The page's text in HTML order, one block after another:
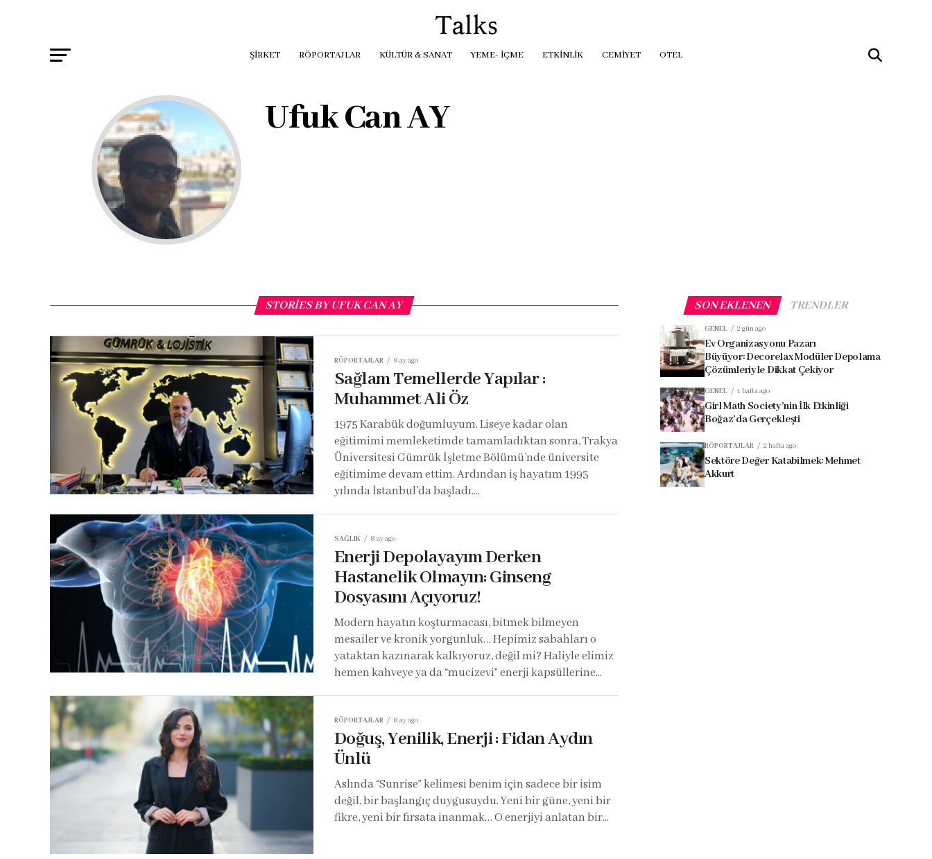
ŞIRKET RÖPORTAJLAR KÜLTÜR & SANAT YEME- İÇME ETKINLIK CEMIYET OTEL
Ufuk Can AY
STORIES BY UFUK CAN AY
RÖPORTAJLAR 8 ay ago
Sağlam Temellerde Yapılar :
Muhammet Ali Öz
1975 Karabük doğumluyum. Liseye kadar olan
eğitimimi memleketimde tamamladıktan sonra, Trakya
Üniversitesi Gümrük İşletme Bölümü’nde üniversite
eğitimime devam ettim. Ardından iş hayatım 1993
yılında İstanbul’da başladı....
SAĞLIK 8 ay ago
Enerji Depolayayım Derken
Hastanelik Olmayın: Ginseng
Dosyasını Açıyoruz!
Modern hayatın koşturmacası, bitmek bilmeyen
mesailer ve kronik yorgunluk… Hepimiz sabahları o
yataktan kazınarak kalkıyoruz, değil mi? Haliyle elimiz
hemen kahveye ya da “mucizevi” enerji kapsüllerine...
RÖPORTAJLAR 8 ay ago
Doğuş, Yenilik, Enerji : Fidan Aydın
Ünlü
Aslında “Sunrise” kelimesi benim için sadece bir isim
değil, bir başlangıç duygusuydu. Yeni bir güne, yeni bir
fikre, yeni bir fırsata inanmak… O enerjiyi anlatan bir...
SON EKLENEN TRENDLER
GENEL 2 gün ago
Ev Organizasyonu Pazarı
Büyüyor: Decorelax Modüler Depolama
Çözümleriyle Dikkat Çekiyor
GENEL 1 hafta ago
Girl Math Society’nin İlk Etkinliği
Boğaz’da Gerçekleşti
RÖPORTAJLAR 2 hafta ago
Sektöre Değer Katabilmek: Mehmet
Akkurt